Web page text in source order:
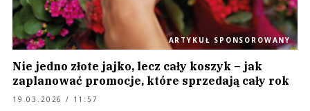
ARTYKUŁ SPONSOROWANY
Nie jedno złote jajko, lecz cały koszyk – jak
zaplanować promocje, które sprzedają cały rok
19.03.2026 / 11:57